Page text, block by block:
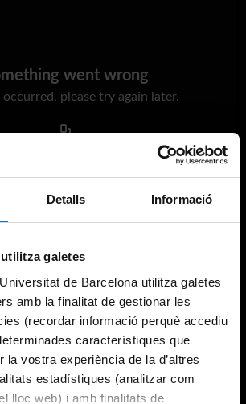
Detalls Informació
galetes
de Barcelona utilitza galetes
amb la finalitat de gestionar les
(recordar informació perquè accediu
característiques que
la vostra experiència de la d’altres
estadístiques (analitzar com
lloc web) i amb finalitats de
went wrong
please try again later.